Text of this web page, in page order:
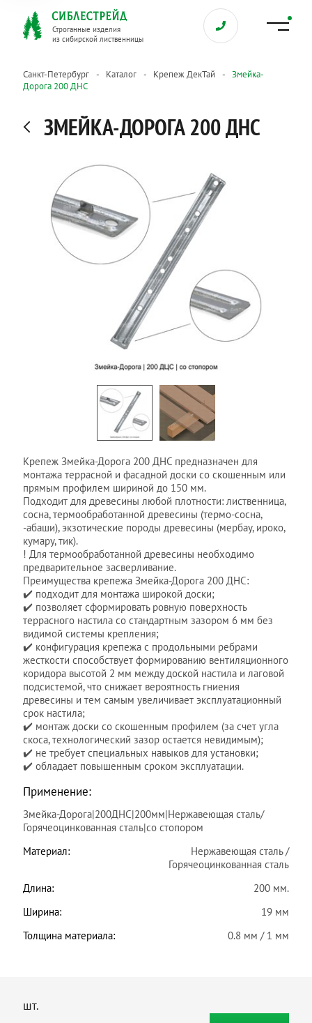
Строганные изделия
из сибирской лиственницы
Санкт-Петербург Каталог Крепеж ДекТай
Змейка-
Дорога 200 ДНС
ЗМЕЙКА-ДОРОГА 200 ДНС
Крепеж Змейка-Дорога 200 ДНС предназначен для
монтажа террасной и фасадной доски со скошенным или
прямым профилем шириной до 150 мм.
Подходит для древесины любой плотности: лиственница,
сосна, термообработанной древесины (термо-сосна,
-абаши), экзотические породы древесины (мербау, ироко,
кумару, тик).
! Для термообработанной древесины необходимо
предварительное засверливание.
Преимущества крепежа Змейка-Дорога 200 ДНС:
✔️ подходит для монтажа широкой доски;
✔️ позволяет сформировать ровную поверхность
террасного настила со стандартным зазором 6 мм без
видимой системы крепления;
✔️ конфигурация крепежа с продольными ребрами
жесткости способствует формированию вентиляционного
коридора высотой 2 мм между доской настила и лаговой
подсистемой, что снижает вероятность гниения
древесины и тем самым увеличивает эксплуатационный
срок настила;
✔️ монтаж доски со скошенным профилем (за счет угла
скоса, технологический зазор остается невидимым);
✔️ не требует специальных навыков для установки;
✔️ обладает повышенным сроком эксплуатации.
Применение:
Змейка-Дорога|200ДНС|200мм|Нержавеющая сталь/
Горячеоцинкованная сталь|со стопором
Материал:
Нержавеющая сталь /
Горячеоцинкованная сталь
Длина:
200 мм.
Ширина:
19 мм
Толщина материала:
0.8 мм / 1 мм
шт.